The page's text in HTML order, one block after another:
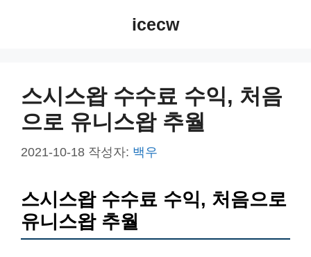
icecw
스시스왑 수수료 수익, 처음
으로 유니스왑 추월
2021-10-18 작성자: 백우
스시스왑 수수료 수익, 처음으로
유니스왑 추월